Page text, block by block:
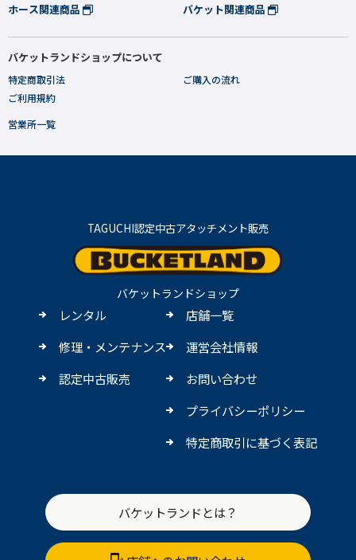
ホース関連商品 バケット関連商品
バケットランドショップについて
特定商取引法
ご利用規約
ご購入の流れ
営業所一覧
TAGUCHI認定中古アタッチメント販売
バケットランドショップ
レンタル
修理・メンテナンス
認定中古販売
店舗一覧
運営会社情報
お問い合わせ
プライバシーポリシー
特定商取引に基づく表記
バケットランドとは？